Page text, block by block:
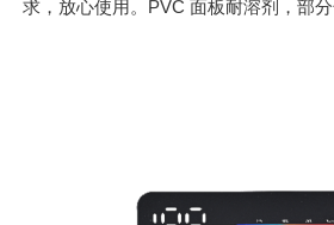
求，放心使用。PVC 面板耐溶剂，部分